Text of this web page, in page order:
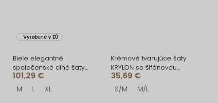
Vyrobené v EÚ
Biele elegantné
spoločenské dlhé šaty
CORALYA
101,29 €
M L XL
Krémové tvarujúce šaty
KRYLON so šifónovou
sukňou
35,69 €
S/M M/L